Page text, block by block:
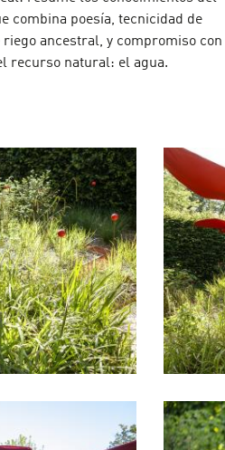
combina poesía, tecnicidad de
ancestral, y compromiso con
recurso natural: el agua.